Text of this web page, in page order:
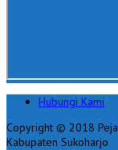
Hubungi Kami
Copyright © 2018
Kabupaten Sukoharjo